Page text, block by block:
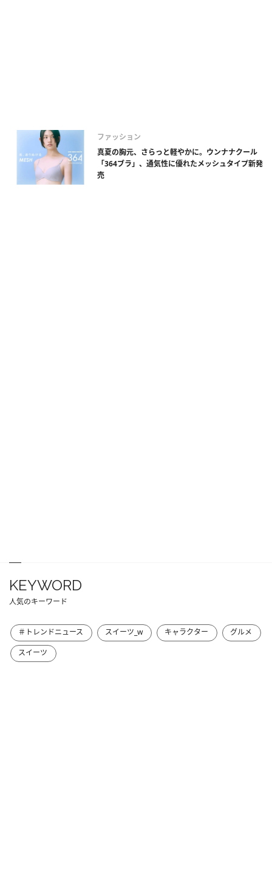
ファッション
真夏の胸元、さらっと軽やかに。ウンナナクール
「364ブラ」、通気性に優れたメッシュタイプ新発
売
KEYWORD
人気のキーワード
＃トレンドニュース スイーツ_w キャラクター
グルメ
スイーツ